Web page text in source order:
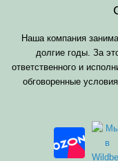
Наша компания
долгие годы. За
ответственного и
обговоренные